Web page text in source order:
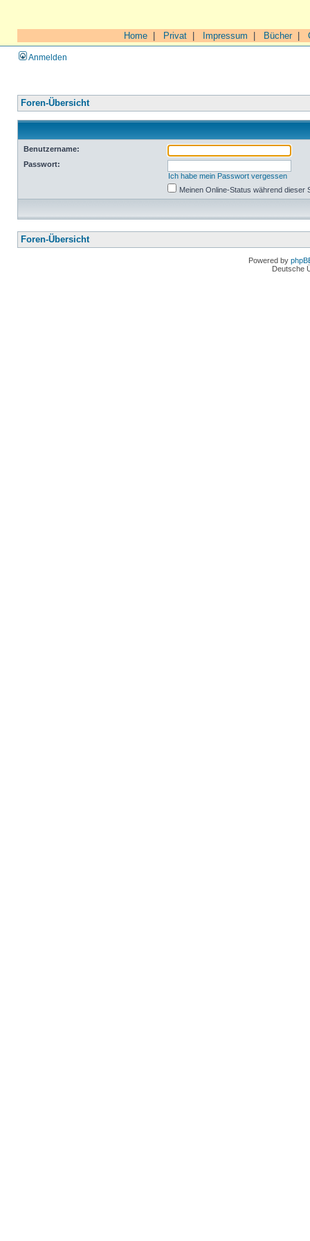
Home Privat Impressum Bücher|
Anmelden
Foren-Übersicht
Benutzername:
Passwort:
Ich habe mein Passwort vergessen
Meinen Online-Status während dieser
Foren-Übersicht
Powered by
Deutsche